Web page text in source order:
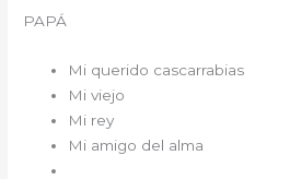
PAPÁ
Mi querido cascarrabias
Mi viejo
Mi rey
Mi amigo del alma